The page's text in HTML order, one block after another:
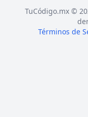
TuCódigo.mx ©
Términos de